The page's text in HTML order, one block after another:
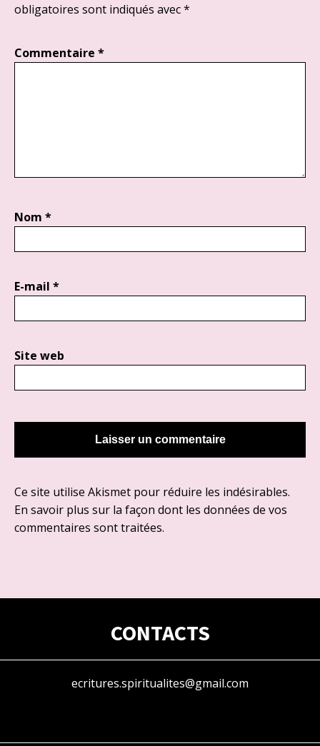
obligatoires sont indiqués avec*
Commentaire *
Nom *
E-mail *
Site web
Ce site utilise Akismet pour réduire les indésirables.
En savoir plus sur la façon dont les données de vos
commentaires sont traitées.
CONTACTS
ecritures.spiritualites@gmail.com